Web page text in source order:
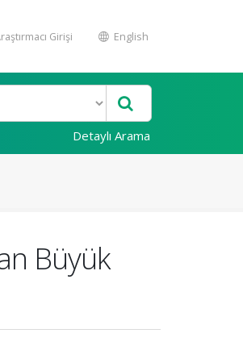
Girişi English
Detaylı Arama
Büyük